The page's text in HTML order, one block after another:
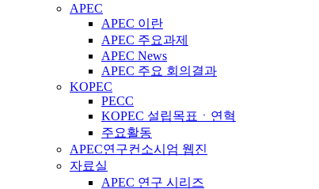
APEC
APEC 이란
APEC 주요과제
APEC News
APEC 주요 회의결과
KOPEC
PECC
KOPEC 설립목표ㆍ연혁
주요활동
APEC연구컨소시엄 웹진
자료실
APEC 연구 시리즈